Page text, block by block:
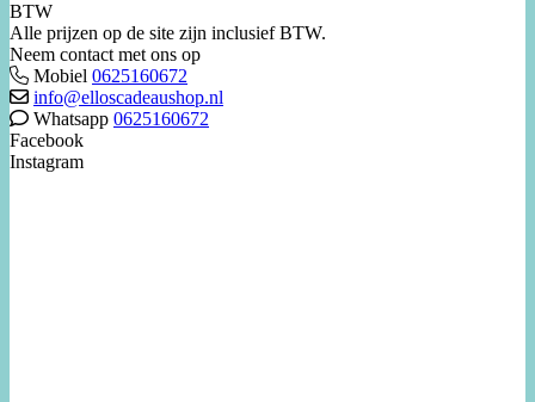
BTW
Alle prijzen op de site zijn inclusief BTW.
Neem contact met ons op
Mobiel 0625160672
info@elloscadeaushop.nl
Whatsapp 0625160672
Facebook
Instagram